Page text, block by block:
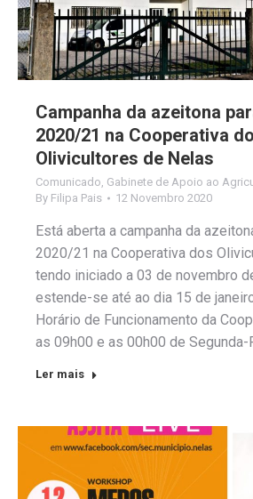
Campanha da azeitona
2020/21 na Cooperativa
Olivicultores de Nelas
Comunicado Gabinete de Apoio ao
By Filipa Pais 12 Novembro 2020
Está aberta a campanha da
2020/21 na Cooperativa dos
tendo iniciado a 03 de novembro
estende-se até ao dia 15 de
Horário de Funcionamento da
as 09h00 e as 00h00 de Segunda-
Ler mais